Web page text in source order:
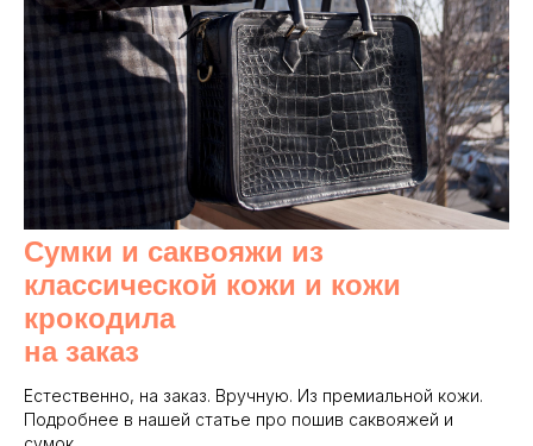
Сумки и саквояжи из
классической кожи и кожи
крокодила
на заказ
Естественно, на заказ. Вручную. Из премиальной кожи.
Подробнее в нашей статье про пошив саквояжей и